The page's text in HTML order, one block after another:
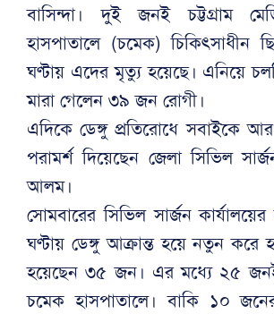
বাসিন্দা। দুই জনই চট্টগ্রাম
হাসপাতালে (চমেক) চিকিৎসাধীন
ঘণ্টায় এদের মৃত্যু হয়েছে। এনিয়ে
মারা গেলেন ৩৯ জন রোগী।
এদিকে ডেঙ্গু প্রতিরোধে সবাইকে
পরামর্শ দিয়েছেন জেলা সিভিল
আলম।
সোমবারের সিভিল সার্জন
ঘণ্টায় ডেঙ্গু আক্রান্ত হয়ে নতুন করে
হয়েছেন ৩৫ জন। এর মধ্যে ২৫
চমেক হাসপাতালে। বাকি ১০